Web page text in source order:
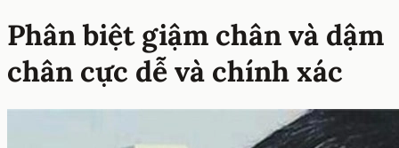
Phân biệt giậm chân và dậm
chân cực dễ và chính xác